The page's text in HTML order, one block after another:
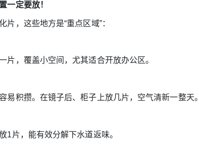
一定要放！
，这些地方是“重点区域”：
，覆盖小空间，尤其适合开放办公区。
积攒。在镜子后、柜子上放几片，空气清新一整天。
，能有效分解下水道返味。